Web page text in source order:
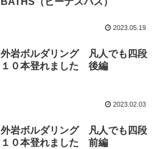
2023.05.19
外岩ボルダリング 凡人でも四段
１０本登れました 後編
2023.02.03
外岩ボルダリング 凡人でも四段
１０本登れました 前編